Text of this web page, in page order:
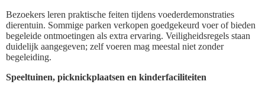
Bezoekers leren praktische feiten tijdens voederdemonstraties
dierentuin. Sommige parken verkopen goedgekeurd voer of bieden
begeleide ontmoetingen als extra ervaring. Veiligheidsregels staan
duidelijk aangegeven; zelf voeren mag meestal niet zonder
begeleiding.
Speeltuinen, picknickplaatsen en kinderfaciliteiten